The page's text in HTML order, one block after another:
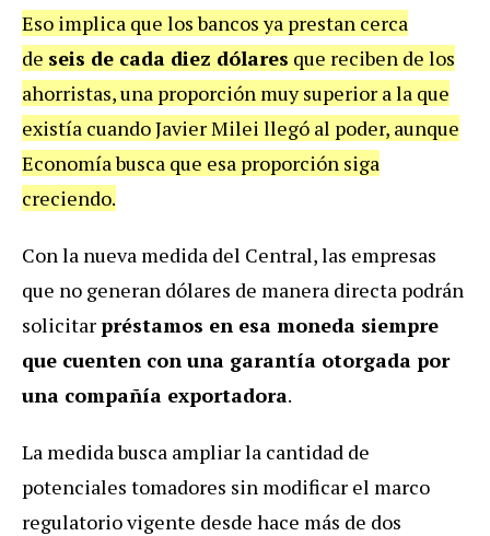
Eso implica que los bancos ya prestan cerca
de seis de cada diez dólares que reciben de los
ahorristas, una proporción muy superior a la que
existía cuando Javier Milei llegó al poder, aunque
Economía busca que esa proporción siga
creciendo.
Con la nueva medida del Central, las empresas
que no generan dólares de manera directa podrán
solicitarpréstamos en esa moneda siempre
que cuenten con una garantía otorgada por
una compañía exportadora.
La medida busca ampliar la cantidad de
potenciales tomadores sin modificar el marco
regulatorio vigente desde hace más de dos